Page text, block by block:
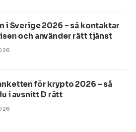
i Sverige 2026 – så kontaktar
och använder rätt tjänst
för krypto 2026 – så
i avsnitt D rätt